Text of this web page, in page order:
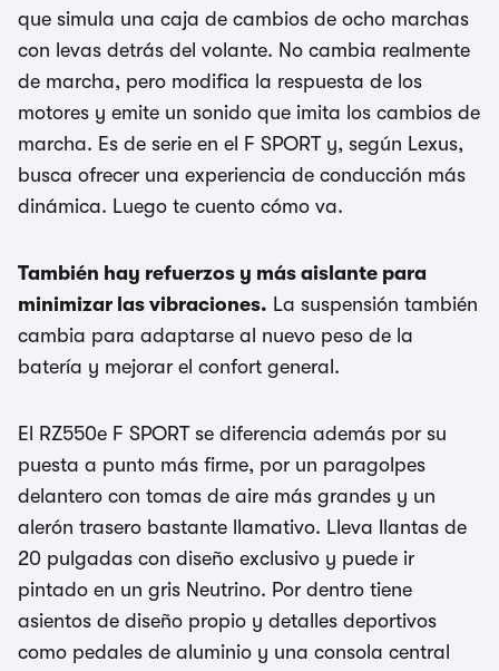
que simula una caja de cambios de ocho marchas
con levas detrás del volante. No cambia realmente
de marcha, pero modifica la respuesta de los
motores y emite un sonido que imita los cambios de
marcha. Es de serie en el F SPORT y, según Lexus,
busca ofrecer una experiencia de conducción más
dinámica. Luego te cuento cómo va.
También hay refuerzos y más aislante para
minimizar las vibraciones. La suspensión también
cambia para adaptarse al nuevo peso de la
batería y mejorar el confort general.
El RZ550e F SPORT se diferencia además por su
puesta a punto más firme, por un paragolpes
delantero con tomas de aire más grandes y un
alerón trasero bastante llamativo. Lleva llantas de
20 pulgadas con diseño exclusivo y puede ir
pintado en un gris Neutrino. Por dentro tiene
asientos de diseño propio y detalles deportivos
como pedales de aluminio y una consola central